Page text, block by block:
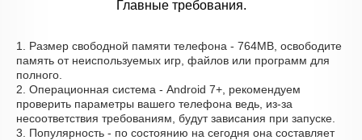
Главные требования.
1. Размер свободной памяти телефона - 764MB, освободите
память от неиспользуемых игр, файлов или программ для
полного.
2. Операционная система - Android 7+, рекомендуем
проверить параметры вашего телефона ведь, из-за
несоответствия требованиям, будут зависания при запуске.
3. Популярность - по состоянию на сегодня она составляет